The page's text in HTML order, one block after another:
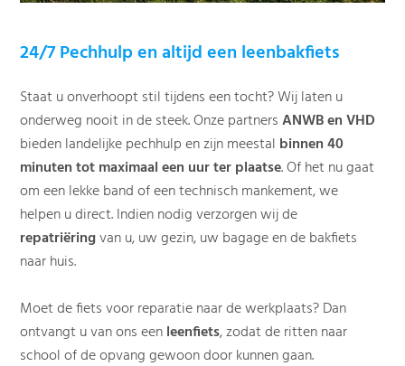
24/7 Pechhulp en altijd een leenbakfiets
Staat u onverhoopt stil tijdens een tocht? Wij laten u
onderweg nooit in de steek. Onze partnersANWB en VHD
bieden landelijke pechhulp en zijn meestal binnen 40
minuten tot maximaal een uur ter plaatse. Of het nu gaat
om een lekke band of een technisch mankement, we
helpen u direct. Indien nodig verzorgen wij de
repatriëringvan u, uw gezin, uw bagage en de bakfiets
naar huis.
Moet de fiets voor reparatie naar de werkplaats? Dan
ontvangt u van ons eenleenfiets, zodat de ritten naar
school of de opvang gewoon door kunnen gaan.